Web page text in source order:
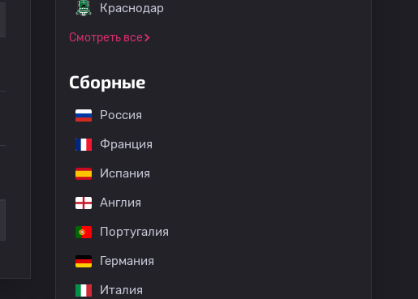
Краснодар
Смотреть все
Сборные
Россия
Франция
Испания
Англия
Португалия
Германия
Италия